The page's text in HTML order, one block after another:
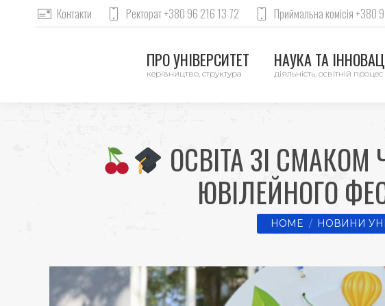
Контакти Ректорат +380 96 216 13 72 Приймальна комісія +380
ПРО УНІВЕРСИТЕТ
керівництво, структура
НАУКА ТА
діяльність, освітній процес
ОСВІТА ЗІ
ЮВІЛЕЙНОГО
You are here:
HOME НОВИНИ